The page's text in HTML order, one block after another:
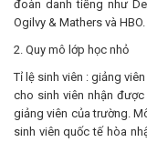
đoàn danh tiếng như
Ogilvy & Mathers và HBO.
2. Quy mô lớp học nhỏ
Tỉ lệ sinh viên : giảng
cho sinh viên nhận
giảng viên của trường.
sinh viên quốc tế hòa